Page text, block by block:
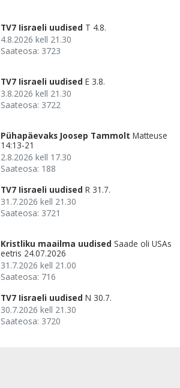
TV7 Iisraeli uudised T 4.8.
4.8.2026 kell 21.30
Saateosa: 3723
TV7 Iisraeli uudised E 3.8.
3.8.2026 kell 21.30
Saateosa: 3722
Pühapäevaks Joosep Tammolt Matteuse
14:13-21
2.8.2026 kell 17.30
Saateosa: 188
TV7 Iisraeli uudised R 31.7.
31.7.2026 kell 21.30
Saateosa: 3721
Kristliku maailma uudised Saade oli USAs
eetris 24.07.2026
31.7.2026 kell 21.00
Saateosa: 716
TV7 Iisraeli uudised N 30.7.
30.7.2026 kell 21.30
Saateosa: 3720